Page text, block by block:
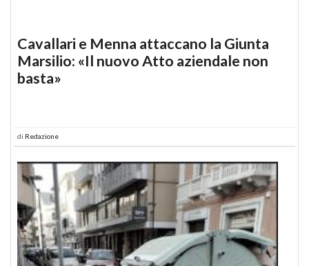
Cavallari e Menna attaccano la Giunta
Marsilio: «Il nuovo Atto aziendale non
basta»
di Redazione